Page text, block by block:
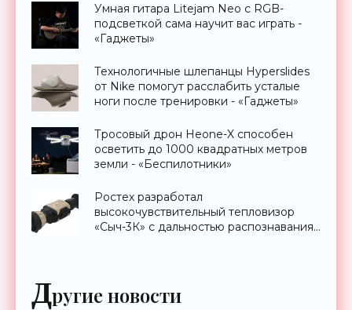
Умная гитара Litejam Neo с RGB-
подсветкой сама научит вас играть -
«Гаджеты»
Технологичные шлепанцы Hyperslides
от Nike помогут расслабить усталые
ноги после тренировки - «Гаджеты»
Тросовый дрон Heone-X способен
осветить до 1000 квадратных метров
земли - «Беспилотники»
Ростех разработал
высокочувствительный тепловизор
«Сыч-3К» с дальностью распознавания
Другие новости